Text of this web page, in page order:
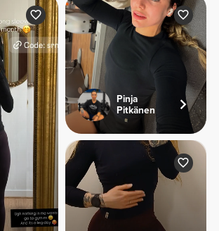
Pinja
Pitkänen